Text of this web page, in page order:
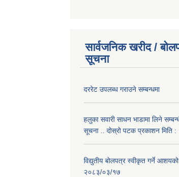
सार्वजनिक खरीद /
सूचना
दररेट उपलब्ध गराउने सम्बन्धमा
हलुका सवारी साधन भाडामा लिने
सूचना .. दोस्रो पटक प्रकाशन मिति
विद्युतीय बोलपत्र स्वीकृत गर्ने आशयको
२०८३/०३/१७